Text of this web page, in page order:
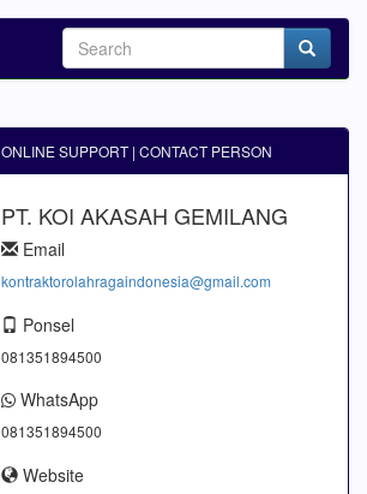
ONLINE SUPPORT | CONTACT PERSON
PT. KOI AKASAH GEMILANG
Email
kontraktorolahragaindonesia@gmail.com
Ponsel
081351894500
WhatsApp
081351894500
Website